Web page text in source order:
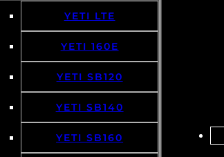
YETI LTE
YETI 160E
YETI SB120
YETI SB140
YETI SB160